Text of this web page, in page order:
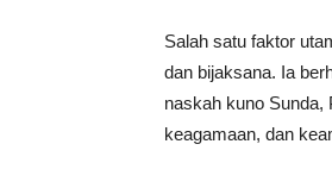
Salah satu faktor
dan bijaksana. Ia
naskah kuno Sunda,
keagamaan, dan